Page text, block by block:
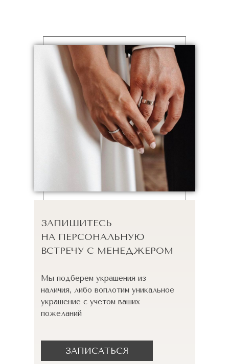
ЗАПИШИТЕСЬ
НА ПЕРСОНАЛЬНУЮ
ВСТРЕЧУ С МЕНЕДЖЕРОМ
Мы подберем украшения из
наличия, либо воплотим уникальное
украшение с учетом ваших
пожеланий
ЗАПИСАТЬСЯ